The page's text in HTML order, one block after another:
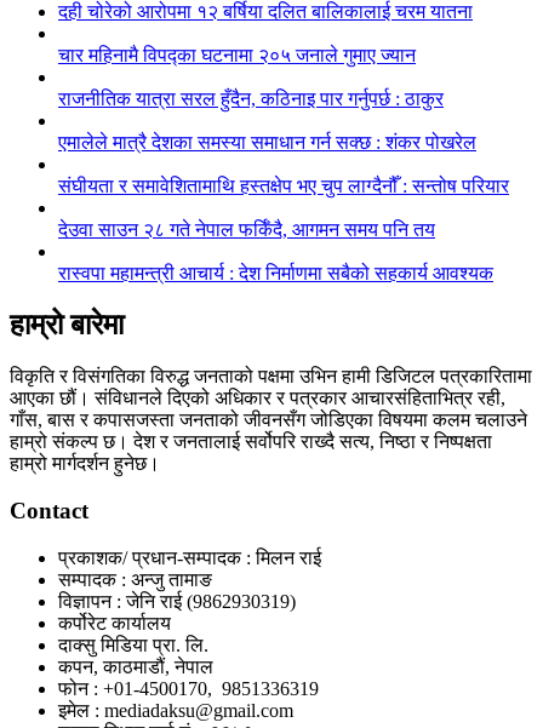
दही चोरेको आरोपमा १२ बर्षिया दलित बालिकालाई चरम यातना
चार महिनामै विपद्का घटनामा २०५ जनाले गुमाए ज्यान
राजनीतिक यात्रा सरल हुँदैन, कठिनाइ पार गर्नुपर्छ : ठाकुर
एमालेले मात्रै देशका समस्या समाधान गर्न सक्छ : शंकर पोखरेल
संघीयता र समावेशितामाथि हस्तक्षेप भए चुप लाग्दैनौँ : सन्तोष परियार
देउवा साउन २८ गते नेपाल फर्किँदै, आगमन समय पनि तय
रास्वपा महामन्त्री आचार्य : देश निर्माणमा सबैको सहकार्य आवश्यक
हाम्रो बारेमा
विकृति र विसंगतिका विरुद्ध जनताको पक्षमा उभिन हामी डिजिटल पत्रकारितामा
आएका छौं। संविधानले दिएको अधिकार र पत्रकार आचारसंहिताभित्र रही,
गाँस, बास र कपासजस्ता जनताको जीवनसँग जोडिएका विषयमा कलम चलाउने
हाम्रो संकल्प छ। देश र जनतालाई सर्वोपरि राख्दै सत्य, निष्ठा र निष्पक्षता
हाम्रो मार्गदर्शन हुनेछ।
Contact
प्रकाशक/ प्रधान-सम्पादक : मिलन राई
सम्पादक : अन्जु तामाङ
विज्ञापन : जेनि राई (9862930319)
कर्पोरेट कार्यालय
दाक्सु मिडिया प्रा. लि.
कपन, काठमाडौं, नेपाल
फोन : +01-4500170, 9851336319
इमेल : mediadaksu@gmail.com